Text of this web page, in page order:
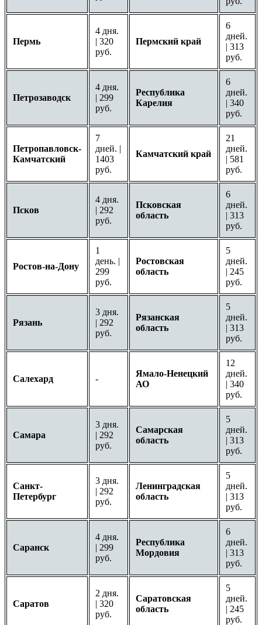
Пермь
4 дня.
| 320
руб.
Пермский край
6
дней.
| 313
руб.
Петрозаводск
4 дня.
| 299
руб.
Республика
Карелия
6
дней.
| 340
руб.
Петропавловск-
Камчатский
7
дней. |
1403
руб.
Камчатский край
21
дней.
| 581
руб.
Псков
4 дня.
| 292
руб.
Псковская
область
6
дней.
| 313
руб.
Ростов-на-Дону
1
день. |
299
руб.
Ростовская
область
5
дней.
| 245
руб.
Рязань
3 дня.
| 292
руб.
Рязанская
область
5
дней.
| 313
руб.
Салехард -
Ямало-Ненецкий
АО
12
дней.
| 340
руб.
Самара
3 дня.
| 292
руб.
Самарская
область
5
дней.
| 313
руб.
Санкт-
Петербург
3 дня.
| 292
руб.
Ленинградская
область
5
дней.
| 313
руб.
Саранск
4 дня.
| 299
руб.
Республика
Мордовия
6
дней.
| 313
руб.
Саратов
2 дня.
| 320
руб.
Саратовская
область
5
дней.
| 245
руб.